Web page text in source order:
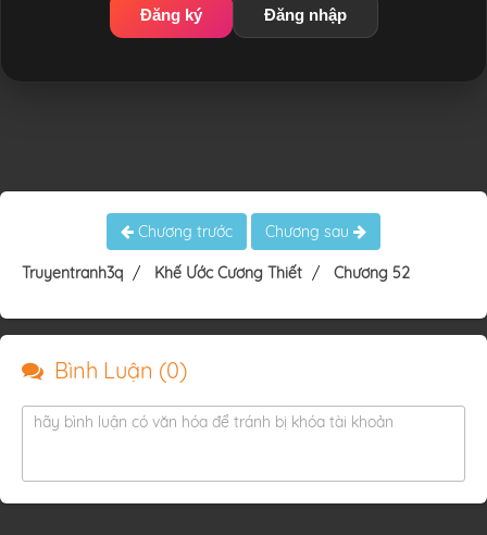
Đăng ký Đăng nhập
Chương trước Chương sau
Truyentranh3q Khế Ước Cương Thiết Chương 52
Bình Luận (0)
hãy bình luận có văn hóa để tránh bị khóa tài khoản